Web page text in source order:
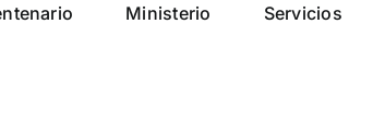
Ministerio Servicios